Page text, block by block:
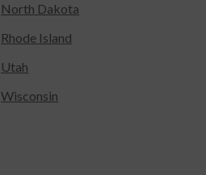
North Dakota
Rhode Island
Utah
Wisconsin